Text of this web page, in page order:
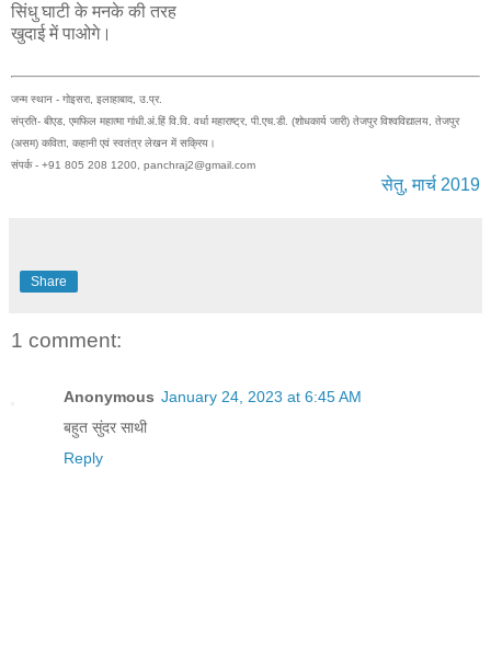
सिंधु घाटी के मनके की तरह
खुदाई में पाओगे।
जन्म स्थान - गोइसरा, इलाहाबाद, उ.प्र.
संप्रति- बीएड, एमफिल महात्मा गांधी.अं.हिं वि.वि. वर्धा महाराष्ट्र, पी.एच.डी. (शोधकार्य जारी) तेजपुर विश्वविद्यालय, तेजपुर
(असम) कविता, कहानी एवं स्वतंत्र लेखन में सक्रिय।
संपर्क - +91 805 208 1200, panchraj2@gmail.com
सेतु, मार्च 2019
Share
1 comment:
Anonymous January 24, 2023 at 6:45 AM
बहुत सुंदर साथी
Reply